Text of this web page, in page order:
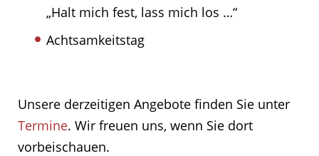
„Halt mich fest, lass mich los …“
Achtsamkeitstag
Unsere derzeitigen Angebote finden Sie unter
Termine. Wir freuen uns, wenn Sie dort
vorbeischauen.